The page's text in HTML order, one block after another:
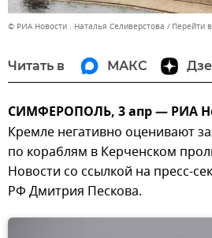
© РИА Новости . Наталья Селиверстова Перейти
Читать в МАКС
СИМФЕРОПОЛЬ, 3 апр — РИА
Кремле негативно оценивают
по кораблям в Керченском
Новости со ссылкой на пресс-
РФ Дмитрия Пескова.